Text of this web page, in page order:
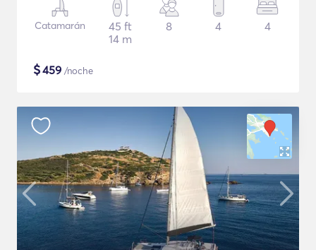
Catamarán
45 ft
14 m
8 4 4
$459 /noche